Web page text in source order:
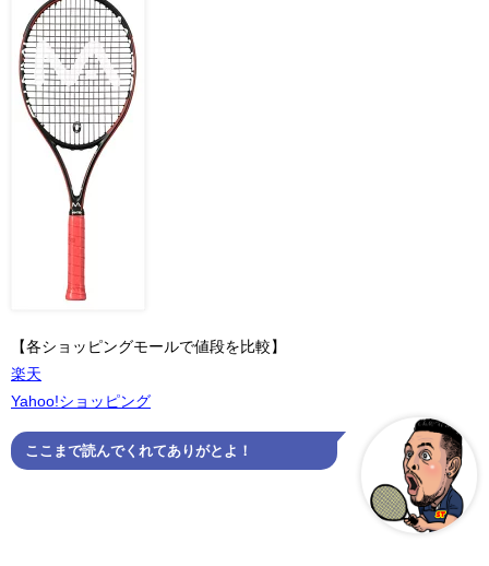
【各ショッピングモールで値段を比較】
楽天
Yahoo!ショッピング
ここまで読んでくれてありがとよ！